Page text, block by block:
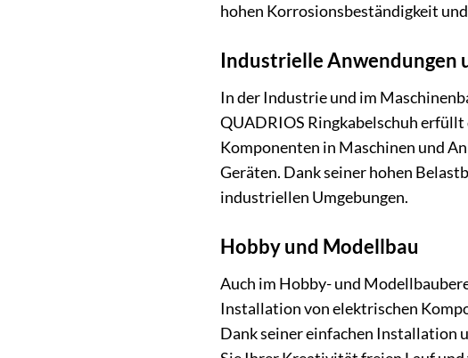
hohen Korrosionsbeständigkeit
Industrielle Anwendungen
In der Industrie und im
QUADRIOS Ringkabelschuh
Komponenten in Maschinen und
Geräten. Dank seiner hohen
industriellen Umgebungen.
Hobby und Modellbau
Auch im Hobby- und
Installation von elektrischen
Dank seiner einfachen Installation